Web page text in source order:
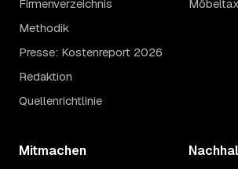
Firmenverzeichnis
Methodik
Presse: Kostenreport 2026
Redaktion
Quellenrichtlinie
Mitmachen